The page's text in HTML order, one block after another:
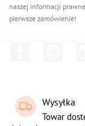
naszej informacji
pierwsze zamówienie!
Wysyłka
Towar